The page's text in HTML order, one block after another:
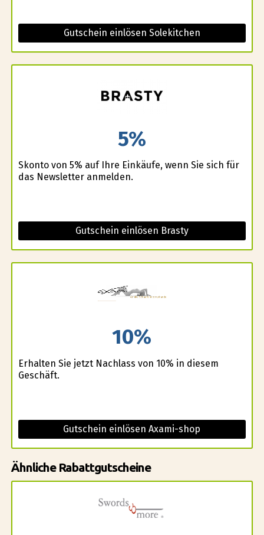
Gutschein einlösen Solekitchen
5%
Skonto von 5% auf Ihre Einkäufe, wenn Sie sich für
das Newsletter anmelden.
Gutschein einlösen Brasty
10%
Erhalten Sie jetzt Nachlass von 10% in diesem
Geschäft.
Gutschein einlösen Axami-shop
Ähnliche Rabattgutscheine